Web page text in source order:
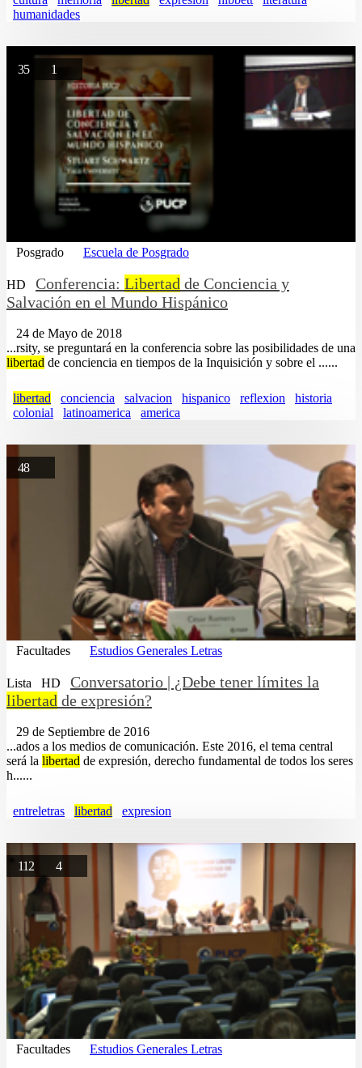
humanidades
35 1
Posgrado Escuela de Posgrado
HD Conferencia: Libertad de Conciencia y
Salvación en el Mundo Hispánico
24 de Mayo de 2018
...rsity, se preguntará en la conferencia sobre las posibilidades de una
libertad de conciencia en tiempos de la Inquisición y sobre el ......
libertad conciencia salvacion hispanico reflexion
historia
colonial
latinoamerica america
48
Facultades Estudios Generales Letras
Lista HD
Conversatorio | ¿Debe tener límites la
libertad de expresión?
29 de Septiembre de 2016
...ados a los medios de comunicación. Este 2016, el tema central
será la libertad de expresión, derecho fundamental de todos los seres
h......
entreletras libertad expresion
112 4
Facultades Estudios Generales Letras